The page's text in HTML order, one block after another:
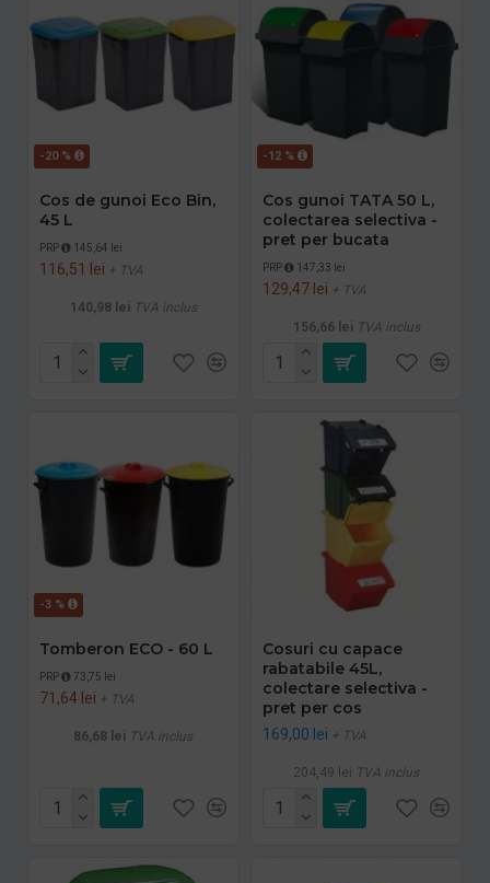
-20 %
Cos de gunoi Eco Bin,
45 L
PRP 145,64 lei
116,51 lei + TVA
140,98 lei TVA inclus
-12 %
Cos gunoi TATA 50 L,
colectarea selectiva -
pret per bucata
PRP 147,33 lei
129,47 lei + TVA
156,66 lei TVA inclus
-3 %
Tomberon ECO - 60 L
PRP 73,75 lei
71,64 lei + TVA
86,68 lei TVA inclus
Cosuri cu capace
rabatabile 45L,
colectare selectiva -
pret per cos
169,00 lei + TVA
204,49 lei TVA inclus